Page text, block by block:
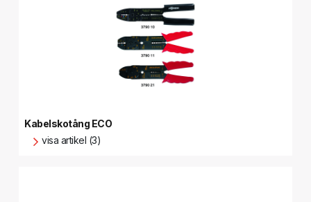
Kabelskotång ECO
visa artikel (3)